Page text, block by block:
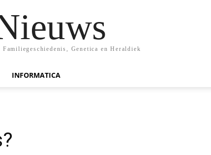
Genetica en Heraldiek
INFORMATICA